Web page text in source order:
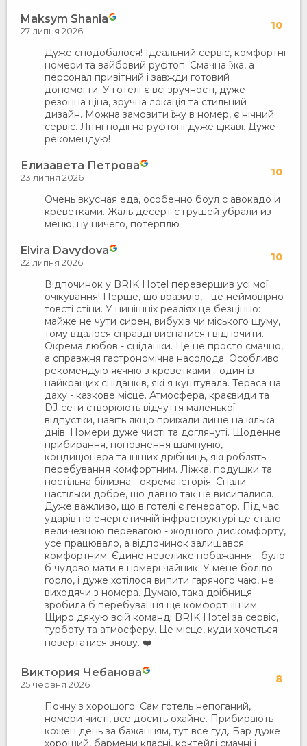
Maksym Shania 10
27 липня 2026
Дуже сподобалося! Ідеальний сервіс, комфортні
номери та вайбовий руфтоп. Смачна їжа, а
персонал привітний і завжди готовий
допомогти. У готелі є всі зручності, дуже
резонна ціна, зручна локація та стильний
дизайн. Можна замовити їжу в номер, є нічний
сервіс. Літні події на руфтопі дуже цікаві. Дуже
рекомендую!
Елизавета Петрова 10
23 липня 2026
Очень вкусная еда, особенно боул с авокадо и
креветками. Жаль десерт с грушей убрали из
меню, ну ничего, потерплю
Elvira Davydova 10
22 липня 2026
Відпочинок у BRIK Hotel перевершив усі мої
очікування! Перше, що вразило, - це неймовірно
товсті стіни. У нинішніх реаліях це безцінно:
майже не чути сирен, вибухів чи міського шуму,
тому вдалося справді виспатися і відпочити.
Окрема любов - сніданки. Це не просто смачно,
а справжня гастрономічна насолода. Особливо
рекомендую яєчню з креветками - один із
найкращих сніданків, які я куштувала. Тераса на
даху - казкове місце. Атмосфера, краєвиди та
DJ-сети створюють відчуття маленької
відпустки, навіть якщо приїхали лише на кілька
днів. Номери дуже чисті та доглянуті. Щоденне
прибирання, поповнення шампуню,
кондиціонера та інших дрібниць, які роблять
перебування комфортним. Ліжка, подушки та
постільна білизна - окрема історія. Спали
настільки добре, що давно так не висипалися.
Дуже важливо, що в готелі є генератор. Під час
ударів по енергетичній інфраструктурі це стало
величезною перевагою - жодного дискомфорту,
усе працювало, а відпочинок залишався
комфортним. Єдине невелике побажання - було
б чудово мати в номері чайник. У мене боліло
горло, і дуже хотілося випити гарячого чаю, не
виходячи з номера. Думаю, така дрібниця
зробила б перебування ще комфортнішим.
Щиро дякую всій команді BRIK Hotel за сервіс,
турботу та атмосферу. Це місце, куди хочеться
повертатися знову. ❤️
Виктория Чебанова 8
25 червня 2026
Почну з хорошого. Сам готель непоганий,
номери чисті, все досить охайне. Прибирають
кожен день за бажанням, тут все гуд. Бар дуже
хороший, бармени класні, коктейлі смачні і